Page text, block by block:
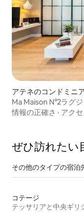
アテネのコンドミニ
Ma Maison N°2ラグ
メトロ
情報の正確さ · アクセ
ぜひ訪⁠れ⁠た⁠い
その他のタ⁠イ⁠プ⁠の宿⁠泊⁠
コテージ
テッサリアと中央ギリ